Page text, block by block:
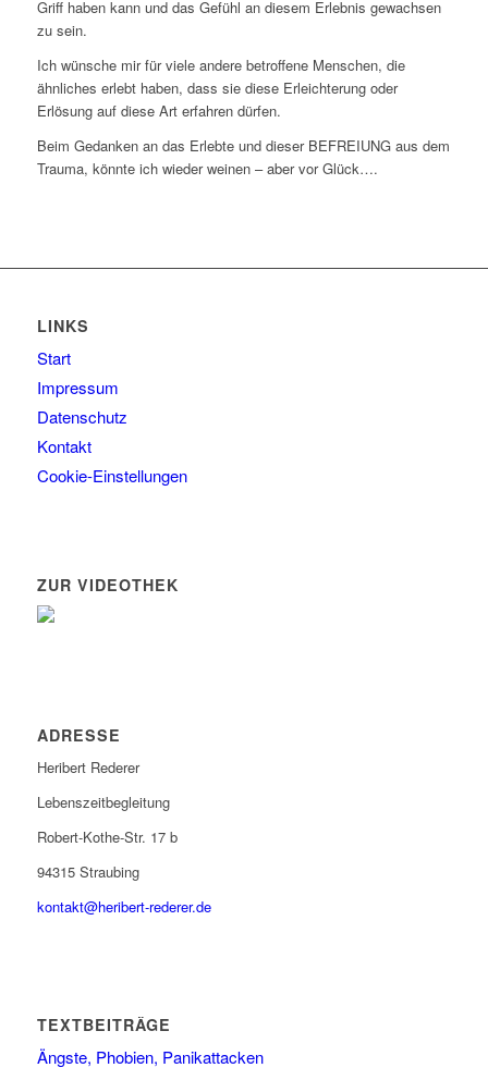
Griff haben kann und das Gefühl an diesem Erlebnis gewachsen
zu sein.
Ich wünsche mir für viele andere betroffene Menschen, die
ähnliches erlebt haben, dass sie diese Erleichterung oder
Erlösung auf diese Art erfahren dürfen.
Beim Gedanken an das Erlebte und dieser BEFREIUNG aus dem
Trauma, könnte ich wieder weinen – aber vor Glück….
LINKS
Start
Impressum
Datenschutz
Kontakt
Cookie-Einstellungen
ZUR VIDEOTHEK
ADRESSE
Heribert Rederer
Lebenszeitbegleitung
Robert-Kothe-Str. 17 b
94315 Straubing
kontakt@heribert-rederer.de
TEXTBEITRÄGE
Ängste, Phobien, Panikattacken